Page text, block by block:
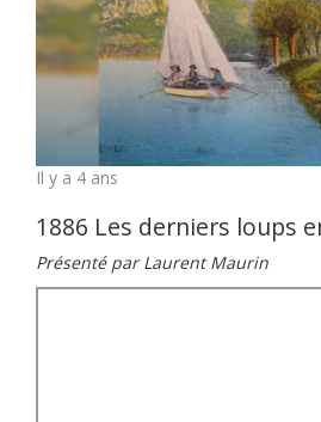
Il y a 4 ans
1886 Les derniers loups
Présenté par Laurent Maurin